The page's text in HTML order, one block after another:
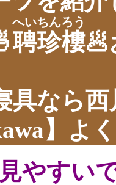
聘珍樓
へいちんろう
🥟
なら西
】よ
やすい